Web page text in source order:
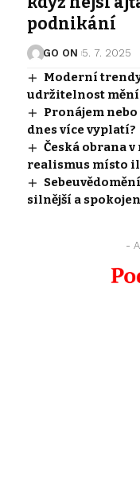
podnikání
GO ON 5. 7. 2025
Moderní
udržitelnost
Pronájem
dnes více vyplatí?
Česká obrana
realismus místo
silnější a
-